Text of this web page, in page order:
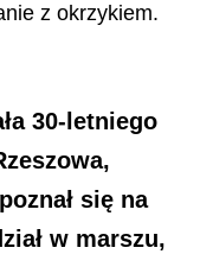
z okrzykiem.
30-letniego
się na
w marszu,